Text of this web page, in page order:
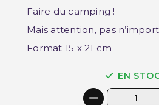
Faire du camping !
Mais attention, pas
Format 15 x 21 cm
EN